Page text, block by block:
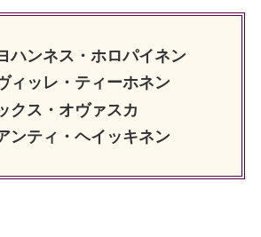
ハンネス・ホロパイネン
ィッレ・ティーホネン
クス・オヴァスカ
ンティ・ヘイッキネン